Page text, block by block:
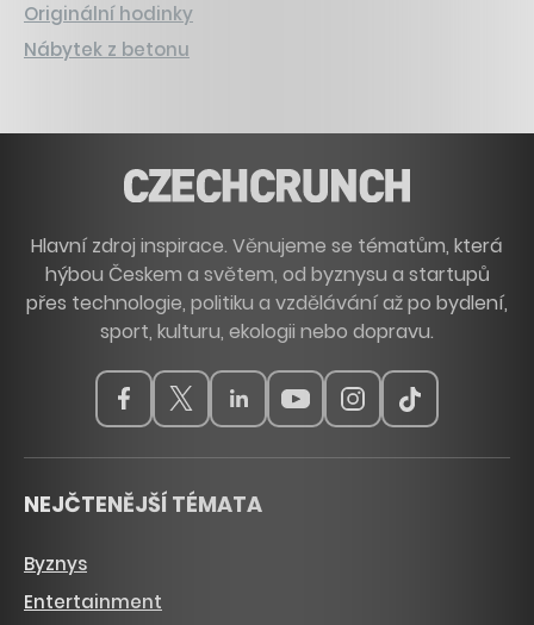
Originální hodinky
Nábytek z betonu
Hlavní zdroj inspirace. Věnujeme se tématům, která
hýbou Českem a světem, od byznysu a startupů
přes technologie, politiku a vzdělávání až po bydlení,
sport, kulturu, ekologii nebo dopravu.
NEJČTENĚJŠÍ TÉMATA
Byznys
Entertainment